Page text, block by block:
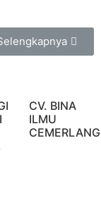
CV. BINA
ILMU
CEMERLANG